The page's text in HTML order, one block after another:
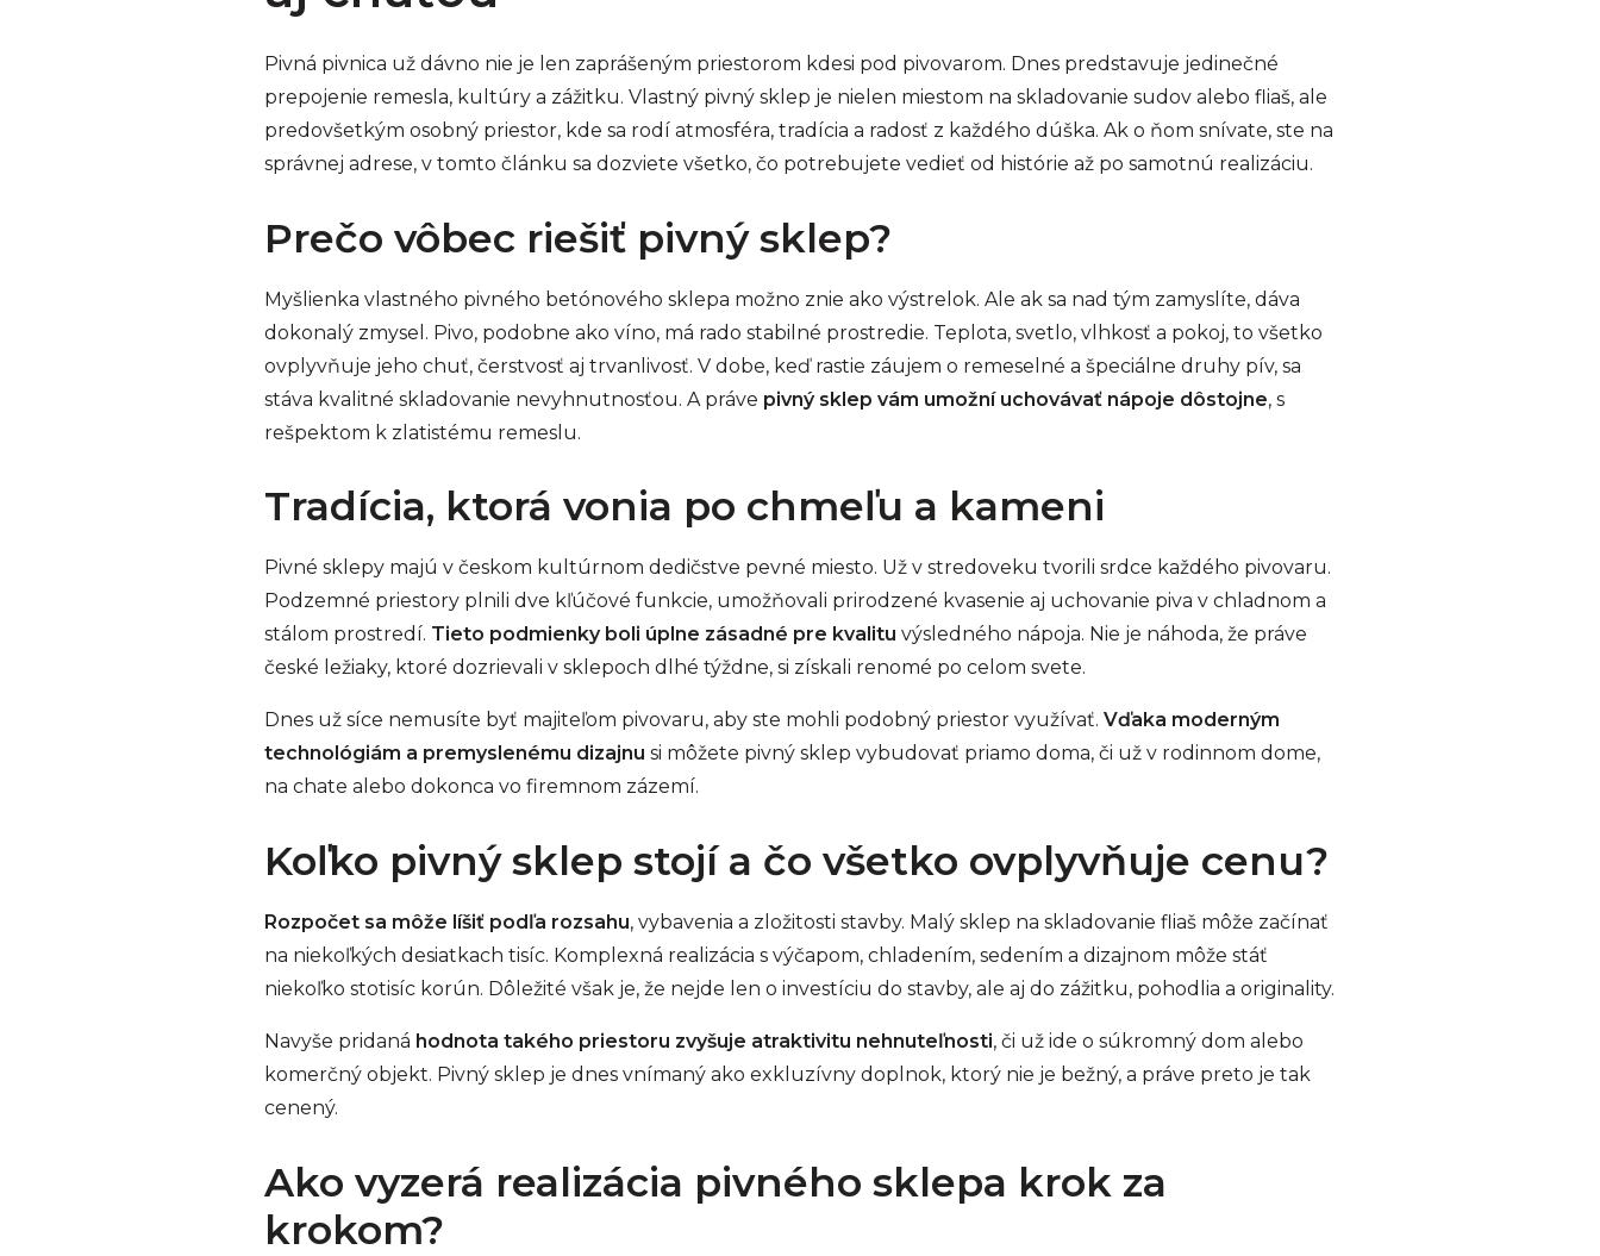
Pivná pivnica už dávno nie je len zaprášeným priestorom kdesi pod pivovarom. Dnes predstavuje jedinečné
prepojenie remesla, kultúry a zážitku. Vlastný pivný sklep je nielen miestom na skladovanie sudov alebo fliaš, ale
predovšetkým osobný priestor, kde sa rodí atmosféra, tradícia a radosť z každého dúška. Ak o ňom snívate, ste na
správnej adrese, v tomto článku sa dozviete všetko, čo potrebujete vedieť od histórie až po samotnú realizáciu.
Prečo vôbec riešiť pivný sklep?
Myšlienka vlastného pivného betónového sklepa možno znie ako výstrelok. Ale ak sa nad tým zamyslíte, dáva
dokonalý zmysel. Pivo, podobne ako víno, má rado stabilné prostredie. Teplota, svetlo, vlhkosť a pokoj, to všetko
ovplyvňuje jeho chuť, čerstvosť aj trvanlivosť. V dobe, keď rastie záujem o remeselné a špeciálne druhy pív, sa
stáva kvalitné skladovanie nevyhnutnosťou. A práve pivný sklep vám umožní uchovávať nápoje dôstojne, s
rešpektom k zlatistému remeslu.
Tradícia, ktorá vonia po chmeľu a kameni
Pivné sklepy majú v českom kultúrnom dedičstve pevné miesto. Už v stredoveku tvorili srdce každého pivovaru.
Podzemné priestory plnili dve kľúčové funkcie, umožňovali prirodzené kvasenie aj uchovanie piva v chladnom a
stálom prostredí. Tieto podmienky boli úplne zásadné pre kvalitu výsledného nápoja. Nie je náhoda, že práve
české ležiaky, ktoré dozrievali v sklepoch dlhé týždne, si získali renomé po celom svete.
Dnes už síce nemusíte byť majiteľom pivovaru, aby ste mohli podobný priestor využívať. Vďaka moderným
technológiám a premyslenému dizajnu si môžete pivný sklep vybudovať priamo doma, či už v rodinnom dome,
na chate alebo dokonca vo firemnom zázemí.
Koľko pivný sklep stojí a čo všetko ovplyvňuje cenu?
Rozpočet sa môže líšiť podľa rozsahu, vybavenia a zložitosti stavby. Malý sklep na skladovanie fliaš môže začínať
na niekoľkých desiatkach tisíc. Komplexná realizácia s výčapom, chladením, sedením a dizajnom môže stáť
niekoľko stotisíc korún. Dôležité však je, že nejde len o investíciu do stavby, ale aj do zážitku, pohodlia a originality.
Navyše pridaná hodnota takého priestoru zvyšuje atraktivitu nehnuteľnosti, či už ide o súkromný dom alebo
komerčný objekt. Pivný sklep je dnes vnímaný ako exkluzívny doplnok, ktorý nie je bežný, a práve preto je tak
cenený.
Ako vyzerá realizácia pivného sklepa krok za
krokom?